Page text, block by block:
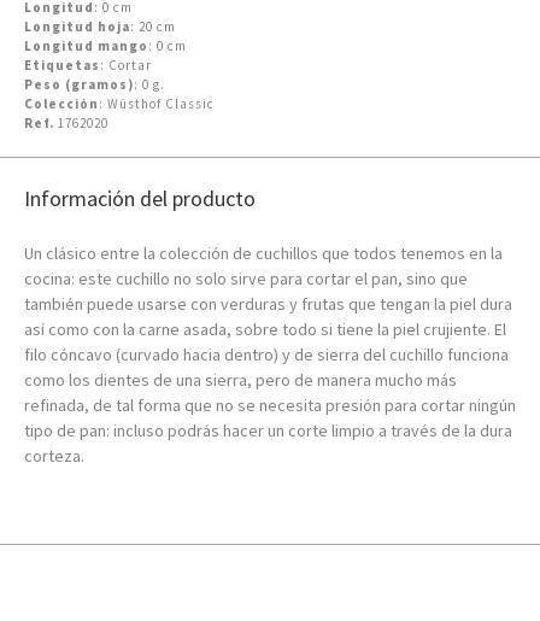
Longitud : 0 cm
Longitud hoja: 20 cm
Longitud mango : 0 cm
Etiquetas : Cortar
Peso (gramos): 0 g.
Colección : Wüsthof Classic
Ref. 1762020
Información del producto
Un clásico entre la colección de cuchillos que todos tenemos en la
cocina: este cuchillo no solo sirve para cortar el pan, sino que
también puede usarse con verduras y frutas que tengan la piel dura
así como con la carne asada, sobre todo si tiene la piel crujiente. El
filo cóncavo (curvado hacia dentro) y de sierra del cuchillo funciona
como los dientes de una sierra, pero de manera mucho más
refinada, de tal forma que no se necesita presión para cortar ningún
tipo de pan: incluso podrás hacer un corte limpio a través de la dura
corteza.